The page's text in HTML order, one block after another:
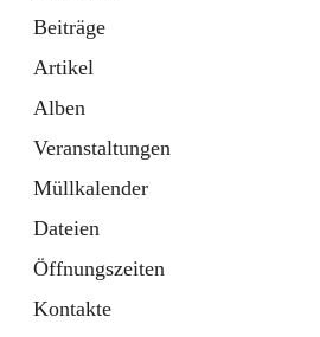
Beiträge
Artikel
Alben
Veranstaltungen
Müllkalender
Dateien
Öffnungszeiten
Kontakte
18 Schnellzugriffe
Gemeindeservice